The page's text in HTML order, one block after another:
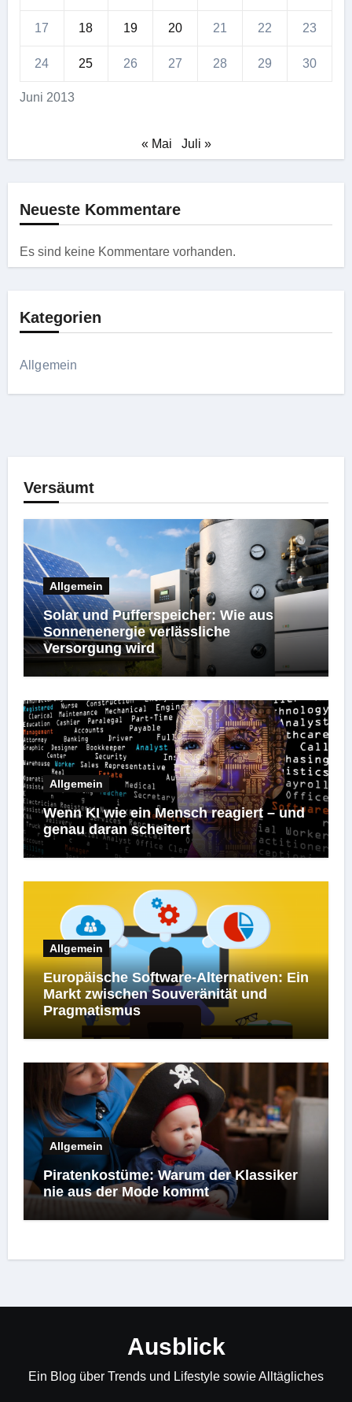
Juni 2013
17 18 19 20 21 22 23
24 25 26 27 28 29 30
« Mai Juli »
Neueste Kommentare
Es sind keine Kommentare vorhanden.
Kategorien
Allgemein
Versäumt
Allgemein
Solar und Pufferspeicher: Wie aus
Sonnenenergie verlässliche
Versorgung wird
Allgemein
Wenn KI wie ein Mensch reagiert – und
genau daran scheitert
Allgemein
Europäische Software-Alternativen: Ein
Markt zwischen Souveränität und
Pragmatismus
Allgemein
Piratenkostüme: Warum der Klassiker
nie aus der Mode kommt
Ausblick
Ein Blog über Trends und Lifestyle sowie Alltägliches